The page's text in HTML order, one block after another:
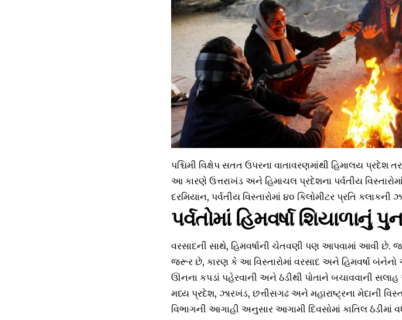
પશ્ચિમી વિક્ષેપ સતત ઉપરના વાતાવરણમાંથી હિમાલય
આ કારણે ઉત્તરાખંડ અને હિમાચલ પ્રદેશના પર્વતીય
દરમિયાન, પર્વતીય વિસ્તારોમાં ૪૦ કિલોમીટર પ્રતિ
પર્વતોમાં હિમવર્ષા શિયાળાનું
વરસાદની સાથે, હિમવર્ષાની ચેતવણી પણ આપવામાં આવી છે.
જરૂર છે, કારણ કે આ વિસ્તારોમાં વરસાદ અને હિમવર્ષા
ઊનના કપડાં પહેરવાની અને ઠંડીથી પોતાને બચાવવાની
મધ્ય પ્રદેશ, ઝારખંડ, છત્તીસગઢ અને મહારાષ્ટ્રના મેદાની
વિભાગની આગાહી અનુસાર આગામી દિવસોમાં કાતિલ ઠંડીમાં